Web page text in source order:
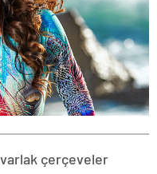
çerçeveler